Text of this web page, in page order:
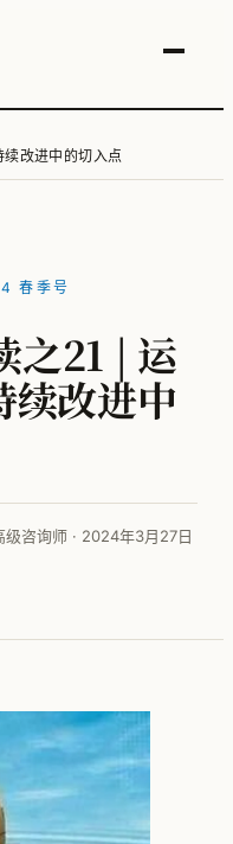
改进中的切入点
春季号
之21 | 运
续改进中
级咨询师 · 2024年3月27日